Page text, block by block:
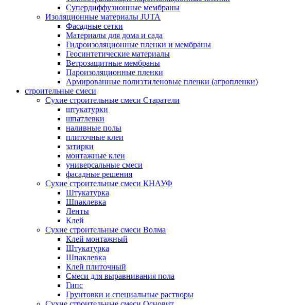
Супердиффузионные мембраны
Изоляционные материалы JUTA
Фасадные сетки
Материалы для дома и сада
Гидроизоляционные пленки и мембраны
Геосинтетические материалы
Ветрозащитные мембраны
Пароизоляционные пленки
Армированные полиэтиленовые пленки (агропленки)
строительные смеси
Сухие строительные смеси Старатели
штукатурки
шпатлевки
наливные полы
плиточные клеи
затирки
монтажные клеи
универсальные смеси
фасадные решения
Сухие строительные смеси КНАУФ
Штукатурка
Шпаклевка
Ленты
Клей
Сухие строительные смеси Волма
Клей монтажный
Штукатурка
Шпаклевка
Клей плиточный
Смеси для выравнивания пола
Гипс
Грунтовки и специальные растворы